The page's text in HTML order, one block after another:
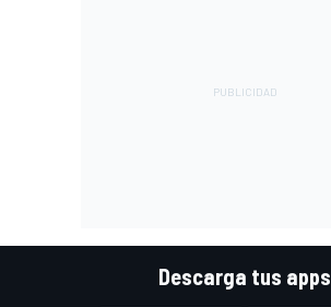
Descarga tus apps